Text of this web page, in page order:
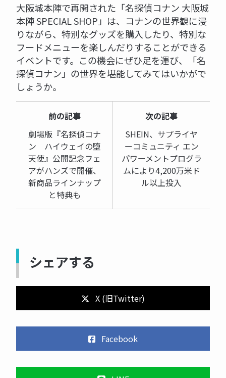
大阪城本陣で再開された「名探偵コナン 大阪城
本陣 SPECIAL SHOP」は、コナンの世界観に浸
りながら、特別なグッズを購入したり、特別な
フードメニューを楽しんだりすることができる
イベントです。この機会にぜひ足を運び、「名
探偵コナン」の世界を堪能してみてはいかがで
しょうか。
前の記事
劇場版『名探偵コナ
ン ハイウェイの堕
天使』公開記念フェ
アがハンズで開催、
新商品ラインナップ
と特典も
次の記事
SHEIN、サプライヤ
ーコミュニティ エン
パワーメントプログラ
ムにより4,200万米ド
ル以上投入
シェアする
X (旧Twitter)
Facebook